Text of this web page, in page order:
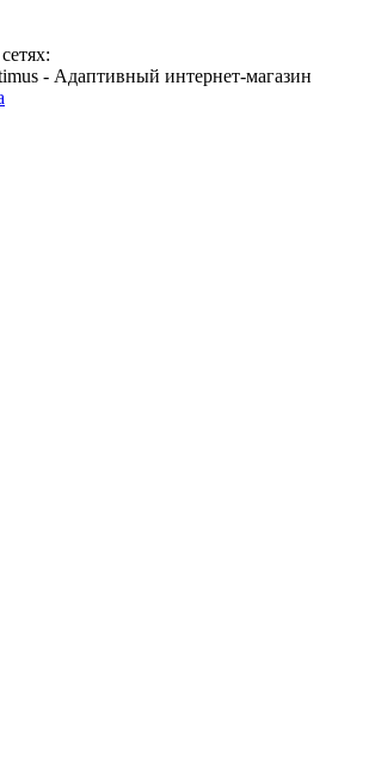
- Адаптивный интернет-магазин